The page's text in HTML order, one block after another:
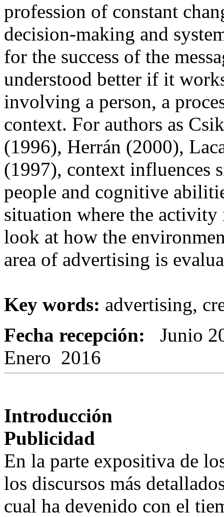
profession of constant
decision-making and
for the success of the
understood better if it
involving a person, a
context. For authors as
(1996), Herrán (2000),
(1997), context influences
people and cognitive
situation where the
look at how the
area of advertising is
Key words: advertising,
Fecha recepción:
Enero 2016
Introducción
Publicidad
En la parte expositiva de
los discursos más
cual ha devenido con el